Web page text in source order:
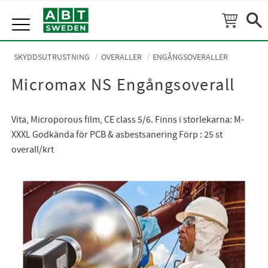
Meny
SKYDDSUTRUSTNING OVERALLER ENGÅNGSOVERALLER
Micromax NS Engångsoverall
Vita, Microporous film, CE class 5/6. Finns i storlekarna: M-
XXXL Godkända för PCB & asbestsanering Förp : 25 st
overall/krt